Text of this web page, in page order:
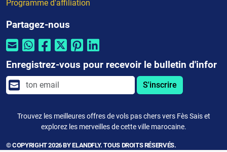
Programme d'affiliation
Partagez-nous
Enregistrez-vous pour recevoir le bulletin d'infor
S'inscrire
Trouvez les meilleures offres de vols pas chers vers Fès Sais et
explorez les merveilles de cette ville marocaine.
© COPYRIGHT 2026 BY ELANDFLY. TOUS DROITS RÉSERVÉS.